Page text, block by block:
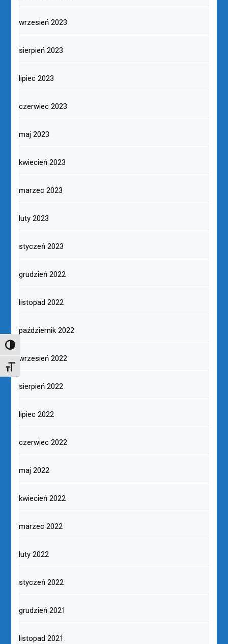
TOGGLE HIGH CONTRAST
TOGGLE FONT SIZE
wrzesień 2023
sierpień 2023
lipiec 2023
czerwiec 2023
maj 2023
kwiecień 2023
marzec 2023
luty 2023
styczeń 2023
grudzień 2022
listopad 2022
październik 2022
wrzesień 2022
sierpień 2022
lipiec 2022
czerwiec 2022
maj 2022
kwiecień 2022
marzec 2022
luty 2022
styczeń 2022
grudzień 2021
listopad 2021